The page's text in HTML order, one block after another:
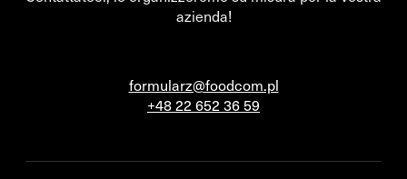
azienda!
formularz@foodcom.pl
+48 22 652 36 59